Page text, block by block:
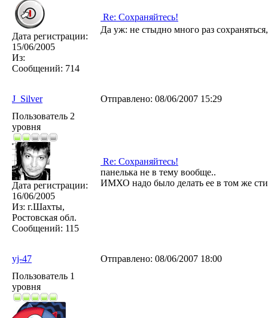
Дата регистрации:
15/06/2005
Из:
Сообщений: 714
Re: Сохраняйтесь!
Да уж: не стыдно много раз
J_Silver Отправлено: 08/06/2007 15:29
Пользователь 2
уровня
Дата регистрации:
16/06/2005
Из: г.Шахты,
Ростовская обл.
Сообщений: 115
Re: Сохраняйтесь!
панелька не в тему вообще..
ИМХО надо было делать ее в том же
yj-47 Отправлено: 08/06/2007 18:00
Пользователь 1
уровня